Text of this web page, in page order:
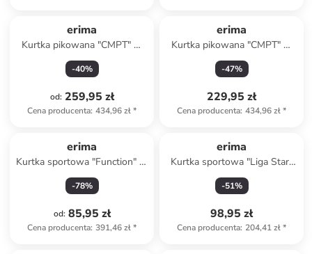
erima
Kurtka pikowana "CMPT" w
kolorze czarnym
-40%
od: 259,95 zł
Cena producenta: 434,96 zł*
erima
Kurtka pikowana "CMPT" w
kolorze niebieskim
-47%
229,95 zł
Cena producenta: 434,96 zł*
erima
Kurtka sportowa "Function" w
kolorze granatowym
-78%
od: 85,95 zł
Cena producenta: 391,46 zł*
erima
Kurtka sportowa "Liga Star"
w kolorze czarnym
-51%
98,95 zł
Cena producenta: 204,41 zł*